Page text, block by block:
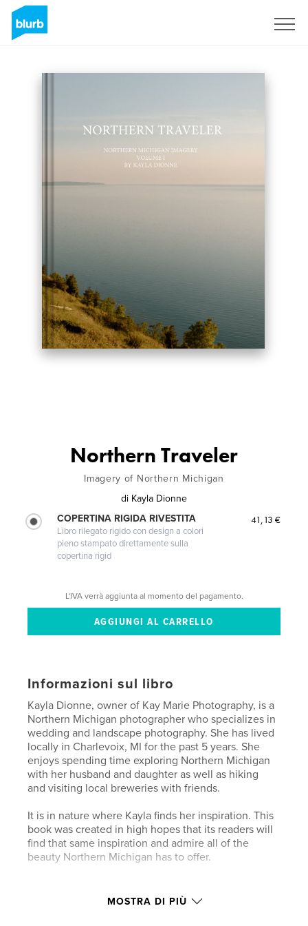
Northern Traveler
Imagery of Northern Michigan
di Kayla Dionne
COPERTINA RIGIDA RIVESTITA
Libro rilegato rigido con design a colori
pieno stampato direttamente sulla
copertina rigid
41,13 €
L'IVA verrà aggiunta al momento del pagamento.
Informazioni sul libro
Kayla Dionne, owner of Kay Marie Photography, is a
Northern Michigan photographer who specializes in
wedding and landscape photography. She has lived
locally in Charlevoix, MI for the past 5 years. She
enjoys spending time exploring Northern Michigan
with her husband and daughter as well as hiking
and visiting local breweries with friends.
It is in nature where Kayla finds her inspiration. This
book was created in high hopes that its readers will
find that same inspiration and admire all of the
beauty Northern Michigan has to offer.
Sito web dell'autore
http://www.kaymariephotos.com
MOSTRA DI PIÙ